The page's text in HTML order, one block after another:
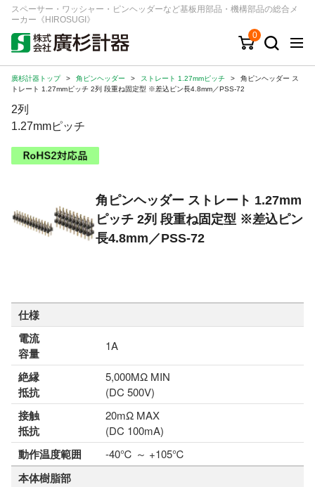
スペーサー・ワッシャー・ピンヘッダーなど基板用部品・機構部品の総合メ
ーカー《HIROSUGI》
0
キーワード 品番/シリーズ
商品カテゴリから探す
ジャンルから探す
シリーズから探す
ログイン
注文・見積りについて
会社情報
廣杉計器トップ > 角ピンヘッダー > ストレート 1.27mmピッチ >
角ピンヘッダー ス
トレート 1.27mmピッチ 2列 段重ね固定型 ※差込ピン長4.8mm／PSS-72
2列
1.27mmピッチ
角ピンヘッダー ストレート 1.27mm
ピッチ 2列 段重ね固定型 ※差込ピン
長4.8mm／PSS-72
仕様
電流
容量
1A
絶縁
抵抗
5,000MΩ MIN
(DC 500V)
接触
抵抗
20mΩ MAX
(DC 100mA)
動作温度範囲 -40℃ ～ +105℃
本体樹脂部